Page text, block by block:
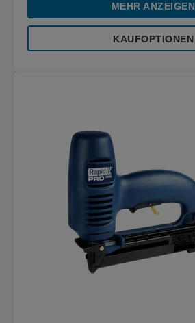
MEHR ANZEIGEN
KAUFOPTIONEN